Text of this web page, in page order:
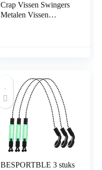
Crap Vissen Swingers
Metalen Vissen
BESPORTBLE 3 stuks